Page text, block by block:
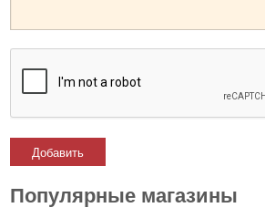
Добавить
Популярные магазины